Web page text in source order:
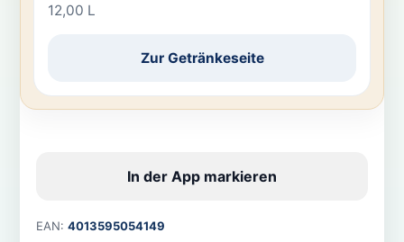
12,00 L
Zur Getränkeseite
In der App markieren
EAN: 4013595054149